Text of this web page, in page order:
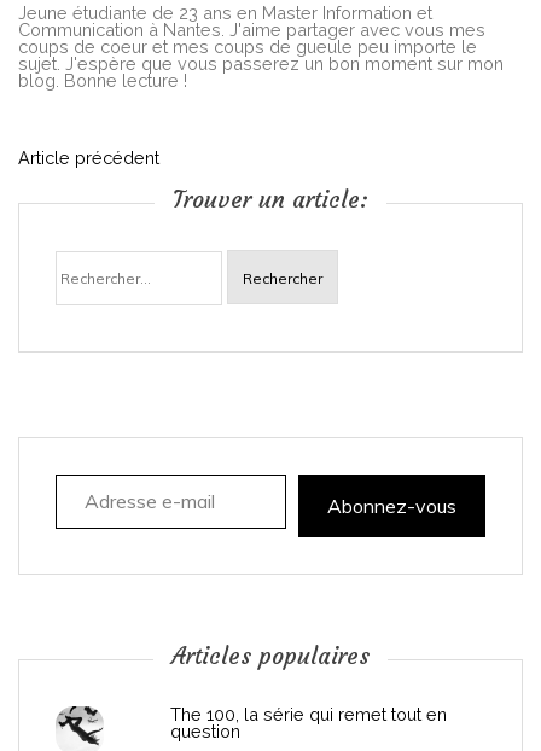
Jeune étudiante de 23 ans en Master Information et
Communication à Nantes. J'aime partager avec vous mes
coups de coeur et mes coups de gueule peu importe le
sujet. J'espère que vous passerez un bon moment sur mon
blog. Bonne lecture !
N
i
a
n
Article précédent
Trouver un article:
Rechercher :
Adresse e-mail
Abonnez-vous
Articles populaires
The 100, la série qui remet tout en
question